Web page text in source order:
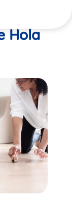
Hola